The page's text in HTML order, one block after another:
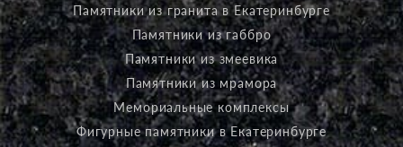
Памятники из гранита в Екатеринбурге
Памятники из габбро
Памятники из змеевика
Памятники из мрамора
Мемориальные комплексы
Фигурные памятники в Екатеринбурге